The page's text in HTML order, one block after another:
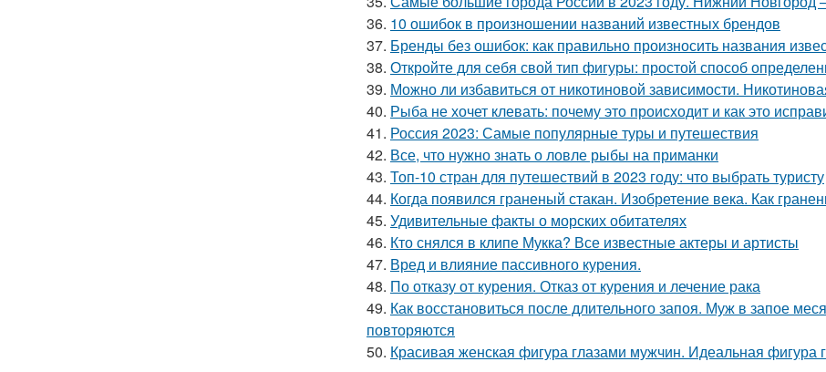
36. 10 ошибок в произношении названий известных брендов
37. Бренды без ошибок: как правильно произносить названия
38. Откройте для себя свой тип фигуры: простой способ
39. Можно ли избавиться от никотиновой зависимости.
40. Рыба не хочет клевать: почему это происходит и как это
41. Россия 2023: Самые популярные туры и путешествия
42. Все, что нужно знать о ловле рыбы на приманки
43. Топ-10 стран для путешествий в 2023 году: что выбрать туристу
44. Когда появился граненый стакан. Изобретение века. Как
45. Удивительные факты о морских обитателях
46. Кто снялся в клипе Мукка? Все известные актеры и артисты
47. Вред и влияние пассивного курения.
48. По отказу от курения. Отказ от курения и лечение рака
49. Как восстановиться после длительного запоя. Муж в запое
повторяются
50. Красивая женская фигура глазами мужчин. Идеальная фигура